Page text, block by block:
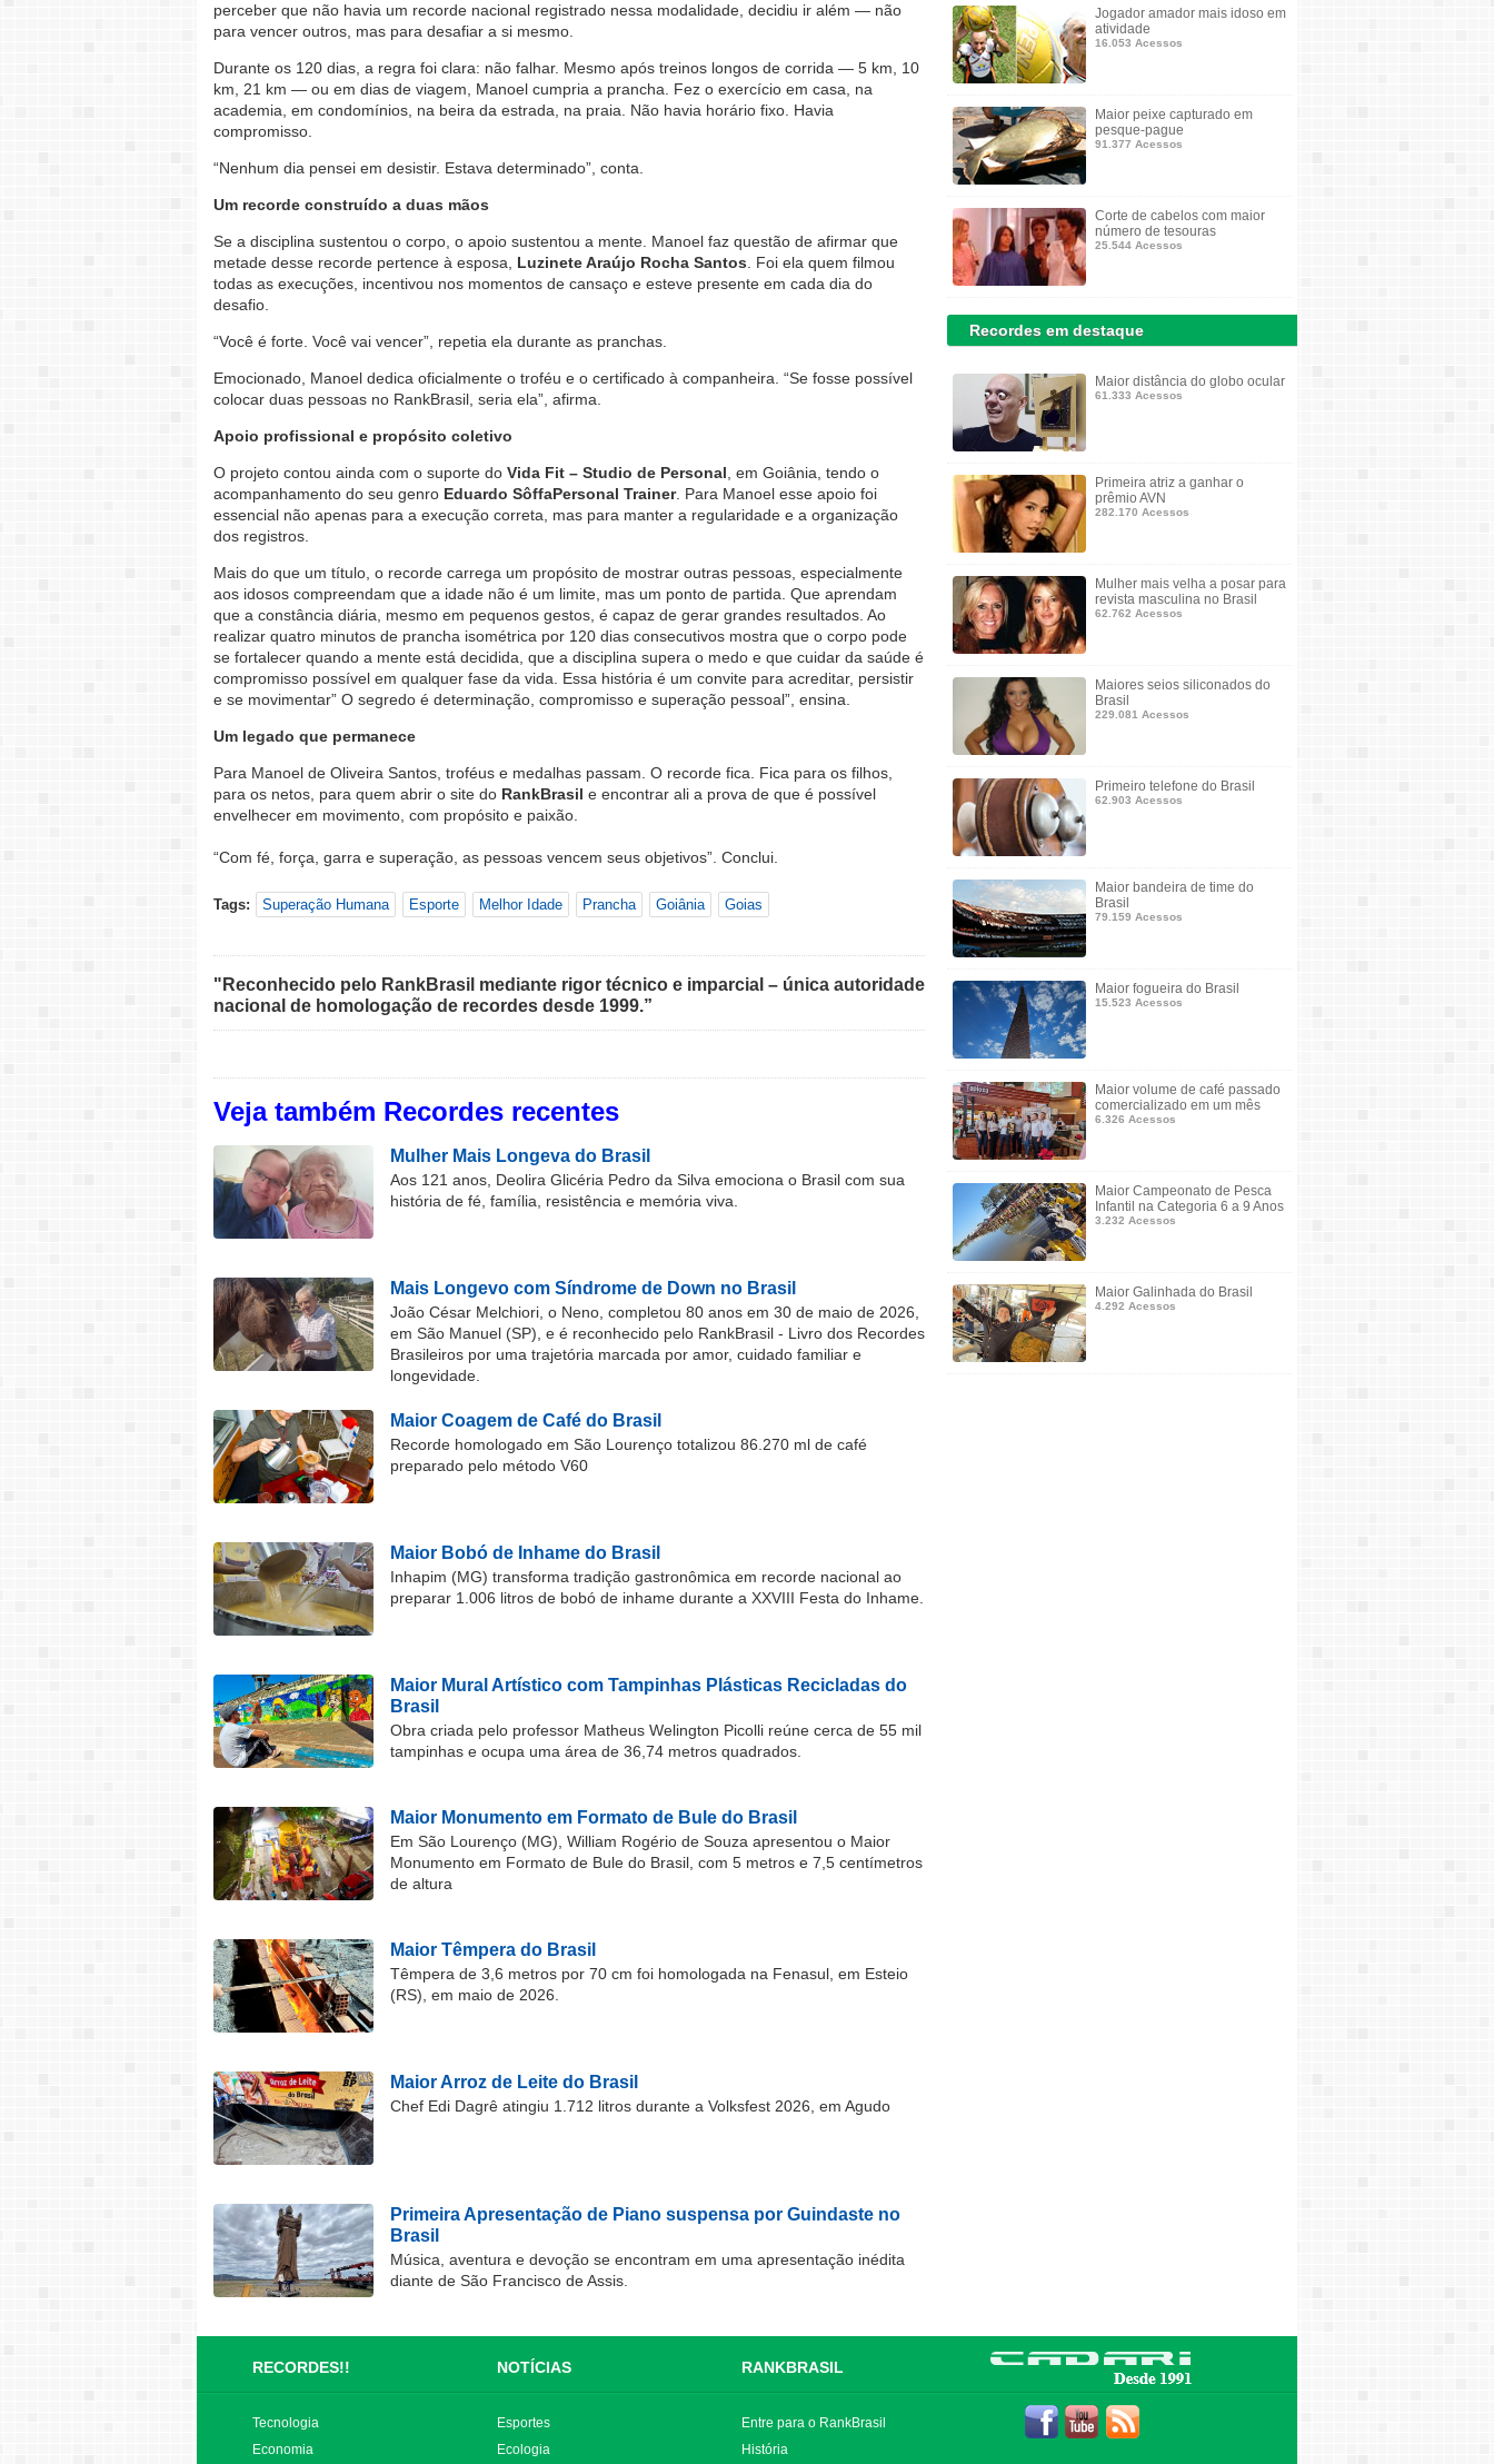
perceber que não havia um recorde nacional registrado nessa modalidade, decidiu ir além — não
para vencer outros, mas para desafiar a si mesmo.
Durante os 120 dias, a regra foi clara: não falhar. Mesmo após treinos longos de corrida — 5 km, 10
km, 21 km — ou em dias de viagem, Manoel cumpria a prancha. Fez o exercício em casa, na
academia, em condomínios, na beira da estrada, na praia. Não havia horário fixo. Havia
compromisso.
“Nenhum dia pensei em desistir. Estava determinado”, conta.
Um recorde construído a duas mãos
Se a disciplina sustentou o corpo, o apoio sustentou a mente. Manoel faz questão de afirmar que
metade desse recorde pertence à esposa, Luzinete Araújo Rocha Santos . Foi ela quem filmou
todas as execuções, incentivou nos momentos de cansaço e esteve presente em cada dia do
desafio.
“Você é forte. Você vai vencer”, repetia ela durante as pranchas.
Emocionado, Manoel dedica oficialmente o troféu e o certificado à companheira. “Se fosse possível
colocar duas pessoas no RankBrasil, seria ela”, afirma.
Apoio profissional e propósito coletivo
O projeto contou ainda com o suporte do Vida Fit – Studio de Personal , em Goiânia, tendo o
acompanhamento do seu genro Eduardo SôffaPersonal Trainer. Para Manoel esse apoio foi
essencial não apenas para a execução correta, mas para manter a regularidade e a organização
dos registros.
Mais do que um título, o recorde carrega um propósito de mostrar outras pessoas, especialmente
aos idosos compreendam que a idade não é um limite, mas um ponto de partida. Que aprendam
que a constância diária, mesmo em pequenos gestos, é capaz de gerar grandes resultados. Ao
realizar quatro minutos de prancha isométrica por 120 dias consecutivos mostra que o corpo pode
se fortalecer quando a mente está decidida, que a disciplina supera o medo e que cuidar da saúde é
compromisso possível em qualquer fase da vida. Essa história é um convite para acreditar, persistir
e se movimentar” O segredo é determinação, compromisso e superação pessoal”, ensina.
Um legado que permanece
Para Manoel de Oliveira Santos, troféus e medalhas passam. O recorde fica. Fica para os filhos,
para os netos, para quem abrir o site do RankBrasil e encontrar ali a prova de que é possível
envelhecer em movimento, com propósito e paixão.
“Com fé, força, garra e superação, as pessoas vencem seus objetivos”. Conclui.
Tags: Superação Humana Esporte Melhor Idade Prancha Goiânia Goias
"Reconhecido pelo RankBrasil mediante rigor técnico e imparcial – única autoridade
nacional de homologação de recordes desde 1999.”
Veja também Recordes recentes
Mulher Mais Longeva do Brasil
Aos 121 anos, Deolira Glicéria Pedro da Silva emociona o Brasil com sua
história de fé, família, resistência e memória viva.
Mais Longevo com Síndrome de Down no Brasil
João César Melchiori, o Neno, completou 80 anos em 30 de maio de 2026,
em São Manuel (SP), e é reconhecido pelo RankBrasil - Livro dos Recordes
Brasileiros por uma trajetória marcada por amor, cuidado familiar e
longevidade.
Maior Coagem de Café do Brasil
Recorde homologado em São Lourenço totalizou 86.270 ml de café
preparado pelo método V60
Maior Bobó de Inhame do Brasil
Inhapim (MG) transforma tradição gastronômica em recorde nacional ao
preparar 1.006 litros de bobó de inhame durante a XXVIII Festa do Inhame.
Maior Mural Artístico com Tampinhas Plásticas Recicladas do
Brasil
Obra criada pelo professor Matheus Welington Picolli reúne cerca de 55 mil
tampinhas e ocupa uma área de 36,74 metros quadrados.
Maior Monumento em Formato de Bule do Brasil
Em São Lourenço (MG), William Rogério de Souza apresentou o Maior
Monumento em Formato de Bule do Brasil, com 5 metros e 7,5 centímetros
de altura
Maior Têmpera do Brasil
Têmpera de 3,6 metros por 70 cm foi homologada na Fenasul, em Esteio
(RS), em maio de 2026.
Maior Arroz de Leite do Brasil
Chef Edi Dagrê atingiu 1.712 litros durante a Volksfest 2026, em Agudo
Primeira Apresentação de Piano suspensa por Guindaste no
Brasil
Música, aventura e devoção se encontram em uma apresentação inédita
diante de São Francisco de Assis.
Jogador amador mais idoso em
atividade
16.053 Acessos
Maior peixe capturado em
pesque-pague
91.377 Acessos
Corte de cabelos com maior
número de tesouras
25.544 Acessos
Recordes em destaque
Maior distância do globo ocular
61.333 Acessos
Primeira atriz a ganhar o
prêmio AVN
282.170 Acessos
Mulher mais velha a posar para
revista masculina no Brasil
62.762 Acessos
Maiores seios siliconados do
Brasil
229.081 Acessos
Primeiro telefone do Brasil
62.903 Acessos
Maior bandeira de time do
Brasil
79.159 Acessos
Maior fogueira do Brasil
15.523 Acessos
Maior volume de café passado
comercializado em um mês
6.326 Acessos
Maior Campeonato de Pesca
Infantil na Categoria 6 a 9 Anos
3.232 Acessos
Maior Galinhada do Brasil
4.292 Acessos
RECORDES!! NOTÍCIAS RANKBRASIL
Tecnologia
Economia
Esportes
Ecologia
Entre para o RankBrasil
História